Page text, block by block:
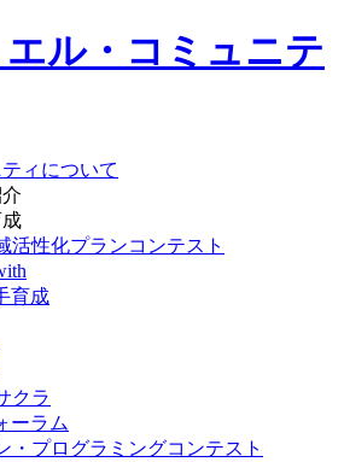
ィについて
活性化プランコンテスト
育成
クラ
ーラム
・プログラミングコンテスト